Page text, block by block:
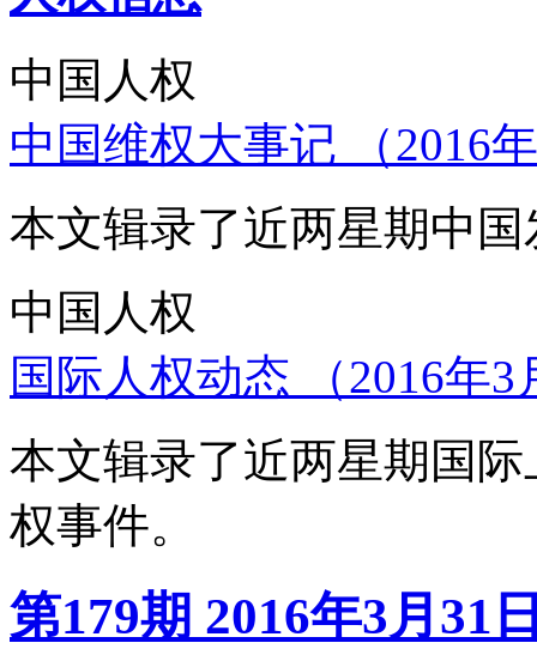
中国人权
中国维权大事记 （2016
本文辑录了近两星期中
中国人权
国际人权动态 （2016年
本文辑录了近两星期国
权事件。
第179期 2016年3月31